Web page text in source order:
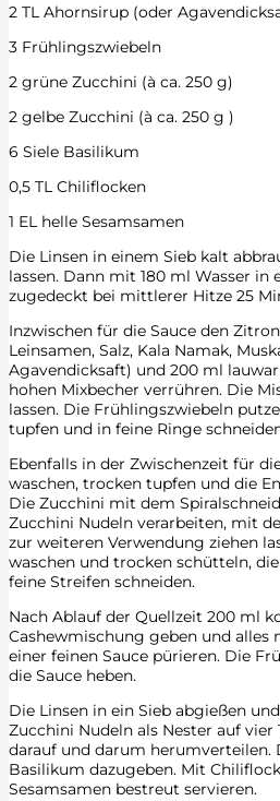
2 TL Ahornsirup (oder
3 Frühlingszwiebeln
2 grüne Zucchini (à ca. 250 g)
2 gelbe Zucchini (à ca. 250 g )
6 Siele Basilikum
0,5 TL Chiliflocken
1 EL helle Sesamsamen
Die Linsen in einem Sieb kalt
lassen. Dann mit 180 ml Wasser in
zugedeckt bei mittlerer Hitze 25
Inzwischen für die Sauce den
Leinsamen, Salz, Kala Namak,
Agavendicksaft) und 200 ml
hohen Mixbecher verrühren. Die
lassen. Die Frühlingszwiebeln
tupfen und in feine Ringe
Ebenfalls in der Zwischenzeit für
waschen, trocken tupfen und die
Die Zucchini mit dem
Zucchini Nudeln verarbeiten, mit
zur weiteren Verwendung ziehen
waschen und trocken schütteln,
feine Streifen schneiden.
Nach Ablauf der Quellzeit 200 ml
Cashewmischung geben und alles
einer feinen Sauce pürieren. Die
die Sauce heben.
Die Linsen in ein Sieb abgießen
Zucchini Nudeln als Nester auf vier
darauf und darum herumverteilen.
Basilikum dazugeben. Mit
Sesamsamen bestreut servieren.